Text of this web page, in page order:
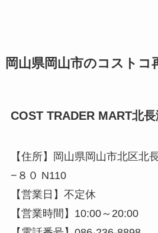
岡山県岡山市のコストコ
COST TRADER MART北
【住所】岡山県岡山市北区北
−８０ N110
【営業日】不定休
【営業時間】10:00～20:00